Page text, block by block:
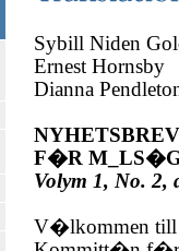
Sybill Niden
Ernest Hornsby
Dianna
F�R
Volym 1, No. 2,
V�lkommen till